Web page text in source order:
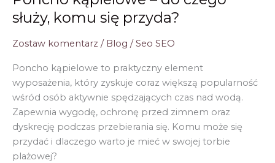
służy, komu się przyda?
Zostaw komentarz / Blog /Seo SEO
Poncho kąpielowe to praktyczny element
wyposażenia, który zyskuje coraz większą popularność
wśród osób aktywnie spędzających czas nad wodą.
Zapewnia wygodę, ochronę przed zimnem oraz
dyskrecję podczas przebierania się. Komu może się
przydać i dlaczego warto je mieć w swojej torbie
plażowej?